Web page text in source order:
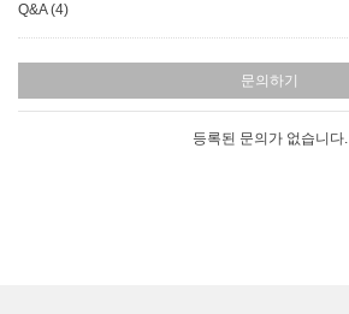
Q&A (4)
문의하기
등록된 문의가 없습니다.